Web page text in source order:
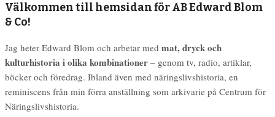
Välkommen till hemsidan för AB Edward Blom
& Co!
Jag heter Edward Blom och arbetar med mat, dryck och
kulturhistoria i olika kombinationer – genom tv, radio, artiklar,
böcker och föredrag. Ibland även med näringslivshistoria, en
reminiscens från min förra anställning som arkivarie på Centrum för
Näringslivshistoria.